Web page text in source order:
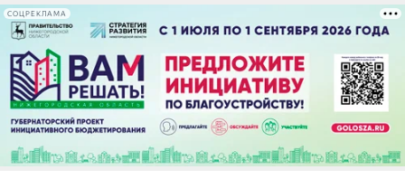
СОЦРЕКЛАМА